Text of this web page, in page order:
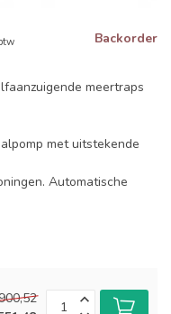
Backorder
meertraps
met uitstekende
Automatische